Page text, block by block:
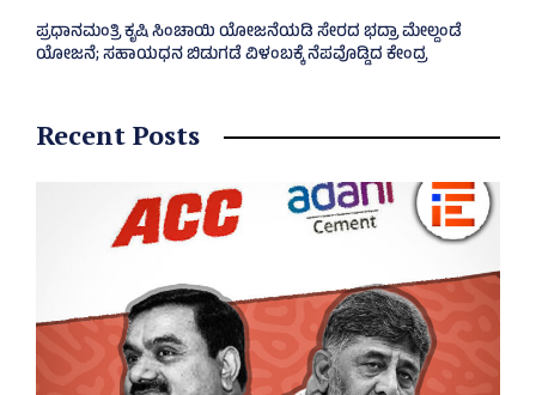
ಪ್ರಧಾನಮಂತ್ರಿ ಕೃಷಿ ಸಿಂಚಾಯಿ ಯೋಜನೆಯಡಿ ಸೇರದ ಭದ್ರಾ ಮೇಲ್ದಂಡೆ
ಯೋಜನೆ; ಸಹಾಯಧನ ಬಿಡುಗಡೆ ವಿಳಂಬಕ್ಕೆ ನೆಪವೊಡ್ಡಿದ ಕೇಂದ್ರ
Recent Posts